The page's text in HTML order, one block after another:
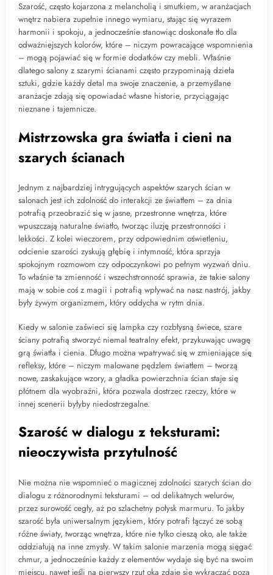
Szarość, często kojarzona z melancholią i smutkiem, w aranżacjach
wnętrz nabiera zupełnie innego wymiaru, stając się wyrazem
harmonii i spokoju, a jednocześnie stanowiąc doskonałe tło dla
odważniejszych kolorów, które – niczym powracające wspomnienia
– mogą pojawiać się w formie dodatków czy mebli. Właśnie
dlatego salony z szarymi ścianami często przypominają dzieła
sztuki, gdzie każdy detal ma swoje znaczenie, a przemyślane
aranżacje zdają się opowiadać własne historie, przyciągając
nieznane i tajemnicze.
Mistrzowska gra światła i cieni na
szarych ścianach
Jednym z najbardziej intrygujących aspektów szarych ścian w
salonach jest ich zdolność do interakcji ze światłem – za dnia
potrafią przeobrazić się w jasne, przestronne wnętrza, które
wpuszczają naturalne światło, tworząc iluzję przestronności i
lekkości. Z kolei wieczorem, przy odpowiednim oświetleniu,
odcienie szarości zyskują głębię i intymność, która sprzyja
spokojnym rozmowom czy odpoczynkowi po pełnym wyzwań dniu.
To właśnie ta zmienność i wszechstronność sprawia, że takie salony
mają w sobie coś z magii i potrafią wpływać na nasz nastrój, jakby
były żywym organizmem, który oddycha w rytm dnia.
Kiedy w salonie zaświeci się lampka czy rozbłysną świece, szare
ściany potrafią stworzyć niemal teatralny efekt, przykuwając uwagę
grą światła i cienia. Długo można wpatrywać się w zmieniające się
refleksy, które – niczym malowane pędzlem światłem – tworzą
nowe, zaskakujące wzory, a gładka powierzchnia ścian staje się
płótnem dla wyobraźni, która pozwala dostrzec rzeczy, które w
innej scenerii byłyby niedostrzegalne.
Szarość w dialogu z teksturami:
nieoczywista przytulność
Nie można nie wspomnieć o magicznej zdolności szarych ścian do
dialogu z różnorodnymi teksturami – od delikatnych welurów,
przez surowość cegły, aż po szlachetny połysk marmuru. To jakby
szarość była uniwersalnym językiem, który potrafi łączyć ze sobą
różne światy, tworząc wnętrza, które nie tylko cieszą oko, ale także
oddziałują na inne zmysły. W takim salonie marzenia mogą sięgać
chmur, a jednocześnie każdy z elementów wydaje się być na swoim
miejscu, nawet jeśli na pierwszy rzut oka zdaje się wykraczać poza